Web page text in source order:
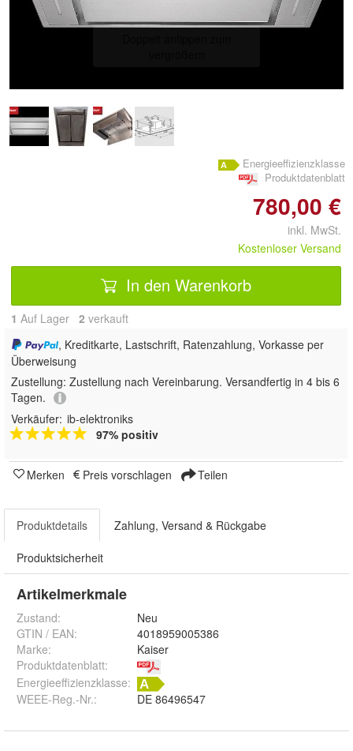
Energieeffizienzklasse
Produktdatenblatt
780,00 €
inkl. MwSt.
Kostenloser Versand
In den Warenkorb
1 Auf Lager 2 verkauft
, Kreditkarte, Lastschrift, Ratenzahlung, Vorkasse per
Überweisung
Zustellung: Zustellung nach Vereinbarung. Versandfertig in 4 bis 6
Tagen.
Verkäufer: ib-elektroniks
97% positiv
Merken Preis vorschlagen Teilen
Produktdetails Zahlung, Versand & Rückgabe
Produktsicherheit
Artikelmerkmale
Zustand:
Neu
GTIN / EAN:
4018959005386
Marke:
Kaiser
Produktdatenblatt:
Energieeffizienzklasse:
WEEE-Reg.-Nr.: DE 86496547